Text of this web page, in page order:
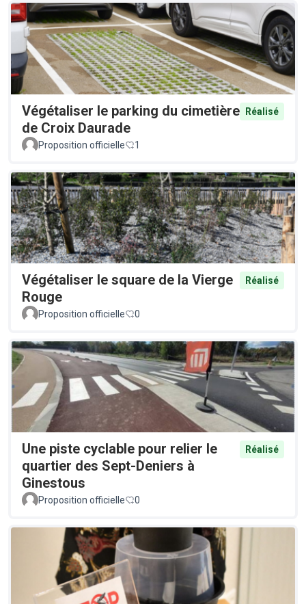
Végétaliser le parking du cimetière
de Croix Daurade
Réalisé
Proposition officielle 1
Végétaliser le square de la Vierge
Rouge
Réalisé
Proposition officielle 0
Une piste cyclable pour relier le
quartier des Sept-Deniers à
Ginestous
Réalisé
Proposition officielle 0